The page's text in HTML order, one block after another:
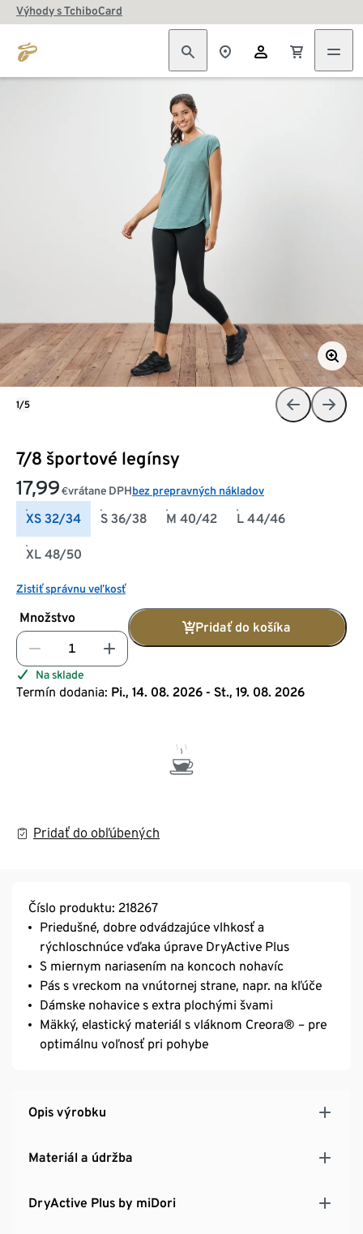
Výhody s TchiboCard
7/8 športové legínsy
17,99 €vrátane DPHbez prepravných nákladov
XS 32/34 S 36/38 M 40/42 L 44/46
XL 48/50
Zistiť správnu veľkosť
Množstvo
Pridať do košíka
Na sklade
Termín dodania: Pi., 14. 08. 2026 - St., 19. 08. 2026
Pridať do obľúbených
1/5
Číslo produktu: 218267
Priedušné, dobre odvádzajúce vlhkosť a
rýchloschnúce vďaka úprave DryActive Plus
S miernym nariasením na koncoch nohavíc
Pás s vreckom na vnútornej strane, napr. na kľúče
Dámske nohavice s extra plochými švami
Mäkký, elastický materiál s vláknom Creora® – pre
optimálnu voľnosť pri pohybe
Opis výrobku
Materiál a údržba
DryActive Plus by miDori